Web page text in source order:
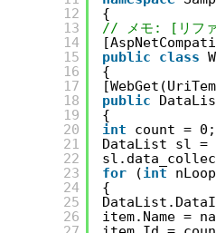
12
13
14
15
16
17
18
19
20
21
22
23
24
25
26
{
// メモ: [リファ
public
class
{
public
{
int
count = 0;
DataList sl =
for
(int
{
item.Name =